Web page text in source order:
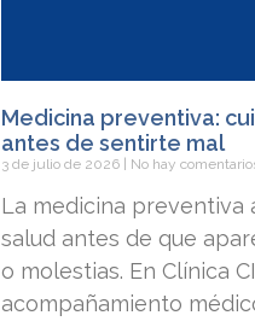
Medicina preventiva:
antes de sentirte mal
3 de julio de 2026 No hay
La medicina preventiva
salud antes de que
o molestias. En Clínica
acompañamiento